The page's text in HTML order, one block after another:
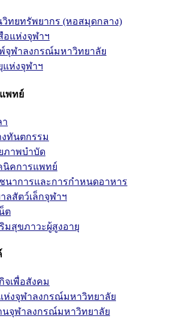
วิทยทรัพยากร (หอสมุดกลาง)
อแห่งจุฬาฯ
จุฬาลงกรณ์มหาวิทยาลัย
ห่งจุฬาฯ
พทย์
ทันตกรรม
ภาพบำบัด
นิคการแพทย์
นาการและการกำหนดอาหาร
ลสัตว์เล็กจุฬาฯ
ต
มสุขภาวะผู้สูงอายุ
เพื่อสังคม
ห่งจุฬาลงกรณ์มหาวิทยาลัย
นจุฬาลงกรณ์มหาวิทยาลัย